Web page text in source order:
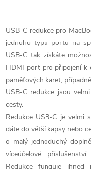
v
l
á
d
a
c
í
USB-C redukce pro
jednoho typu portu na
USB-C tak získáte
HDMI port pro připojení k
paměťových karet,
USB-C redukce jsou
cesty.
Redukce USB-C je velmi
dáte do větší kapsy nebo
o malý jednoduchý
víceúčelové
Redukce funguje